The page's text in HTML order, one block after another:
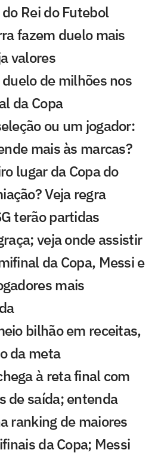
Rei do Futebol
fazem duelo mais
valores
de milhões nos
da Copa
ou um jogador:
mais às marcas?
lugar da Copa do
Veja regra
terão partidas
veja onde assistir
da Copa, Messi e
mais
bilhão em receitas,
da meta
à reta final com
de saída; entenda
ranking de maiores
da Copa; Messi